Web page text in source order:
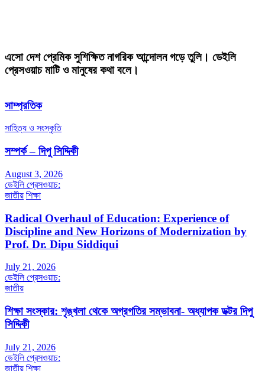
এসো দেশ প্রেমিক সুশিক্ষিত নাগরিক আন্দোলন গড়ে তুলি। ডেইলি
প্রেসওয়াচ মাটি ও মানুষের কথা বলে।
সাম্প্রতিক
সাহিত্য ও সংস্কৃতি
সম্পর্ক – দিপু সিদ্দিকী
August 3, 2026
ডেইলি প্রেসওয়াচ:
জাতীয় শিক্ষা
Radical Overhaul of Education: Experience of
Discipline and New Horizons of Modernization by
Prof. Dr. Dipu Siddiqui
July 21, 2026
ডেইলি প্রেসওয়াচ:
জাতীয়
শিক্ষা সংস্কার: শৃঙ্খলা থেকে অগ্রগতির সম্ভাবনা- অধ্যাপক ডক্টর দিপু
সিদ্দিকী
July 21, 2026
ডেইলি প্রেসওয়াচ:
জাতীয় শিক্ষা